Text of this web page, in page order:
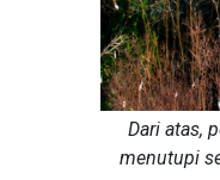
Dari atas,
menutupi